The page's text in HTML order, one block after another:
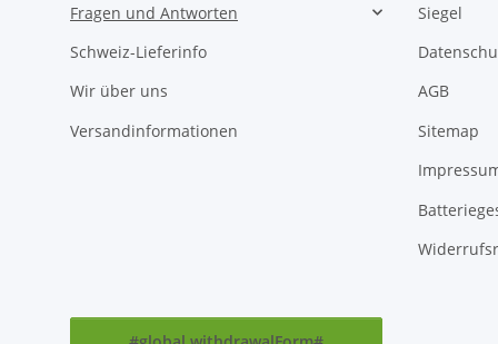
Fragen und Antworten
Schweiz-Lieferinfo
Wir über uns
Versandinformationen
Siegel
AGB
Sitemap